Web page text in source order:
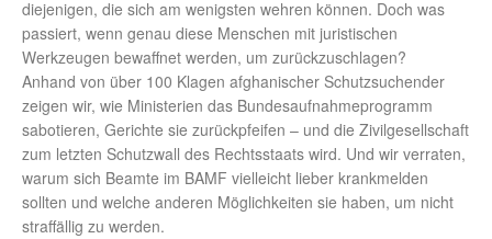
diejenigen, die sich am wenigsten wehren können. Doch was
passiert, wenn genau diese Menschen mit juristischen
Werkzeugen bewaffnet werden, um zurückzuschlagen?
Anhand von über 100 Klagen afghanischer Schutzsuchender
zeigen wir, wie Ministerien das Bundesaufnahmeprogramm
sabotieren, Gerichte sie zurückpfeifen – und die Zivilgesellschaft
zum letzten Schutzwall des Rechtsstaats wird. Und wir verraten,
warum sich Beamte im BAMF vielleicht lieber krankmelden
sollten und welche anderen Möglichkeiten sie haben, um nicht
straffällig zu werden.